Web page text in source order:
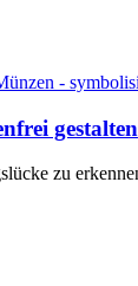
gestalten
zu